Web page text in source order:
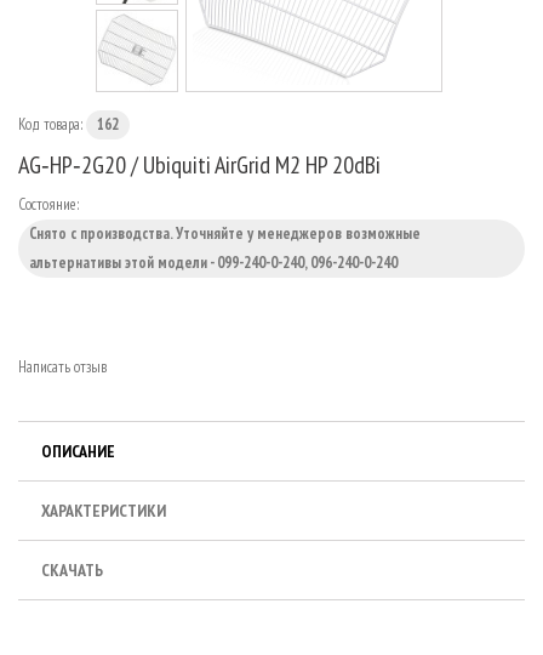
Код товара: 162
AG‑HP‑2G20 / Ubiquiti AirGrid M2 HP 20dBi
Состояние:
Снято с производства. Уточняйте у менеджеров возможные
альтернативы этой модели - 099-240-0-240, 096-240-0-240
Написать отзыв
ОПИСАНИЕ
ХАРАКТЕРИСТИКИ
СКАЧАТЬ